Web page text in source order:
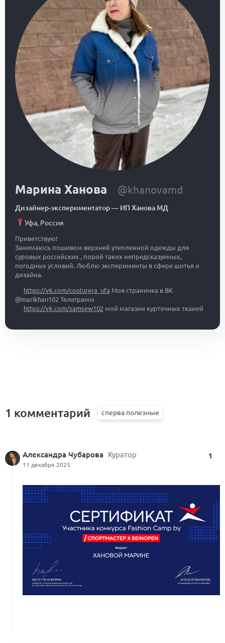
Марина Ханова @khanovamd
Дизайнер-экспериментатор— ИП Ханова МД
Уфа, Россия
Приветствую!
Занимаюсь пошивом верхней утепленной одежды для
суровых российских , порой таких непредсказуемых,
погодных условий. Люблю эксперименты в сфере шитья и
дизайна.
https://vk.com/costurera_ufa Моя страничка в ВК
@marikhan102 Телеграмм
https://vk.com/samsew102 мой магазин курточных тканей
1 комментарий
Александра Чубарова Куратор
11 декабря 2025
1